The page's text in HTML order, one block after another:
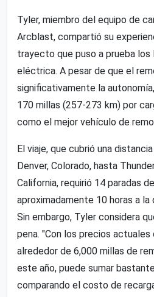
Tyler, miembro del equipo de
Arcblast, compartió su
trayecto que puso a prueba
eléctrica. A pesar de que el
significativamente la
170 millas (257-273 km) por
como el mejor vehículo de
El viaje, que cubrió una
Denver, Colorado, hasta
California, requirió 14 paradas
aproximadamente 10 horas a
Sin embargo, Tyler considera
pena. "Con los precios actuales
alrededor de 6,000 millas de
este año, puede sumar
comparando el costo de